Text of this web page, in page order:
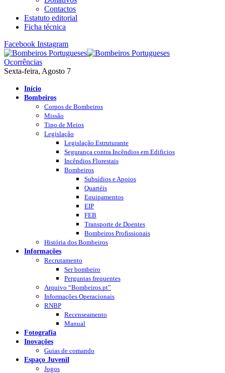
Contactos
Estatuto editorial
Ficha técnica
Facebook Instagram
Ocorrências
Sexta-feira, Agosto 7
Início
Bombeiros
Corpos de Bombeiros
Missão
Tipo de Meios
Legislação
Legislação Estruturante
Segurança contra Incêndios em Edificios
Incêndios Florestais
Bombeiros
Subsídios e Apoios
Quartéis
Equipamentos
EIP
FEB
Transporte de Doentes
Bombeiros Profissionais
História dos Bombeiros
Informações
Recrutamento
Ser bombeiro
Perguntas frequentes
Arquivo “Bombeiros.pt”
Informações Operacionais
RNBP
Recenseamento
Manual
Fotografia
Inovações
Guias de comando
Espaço Juvenil
Jogos